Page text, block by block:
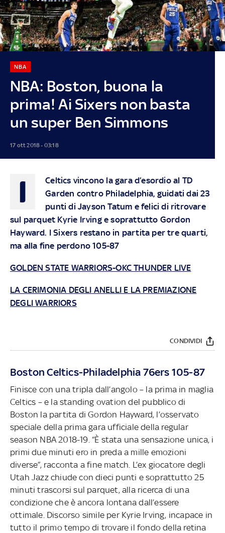
NBA: Boston, buona la
prima! Ai Sixers non basta
un super Ben Simmons
NBA
17 ott 2018 - 03:18
I
Celtics vincono la gara d’esordio al TD
Garden contro Philadelphia, guidati dai 23
punti di Jayson Tatum e felici di ritrovare
sul parquet Kyrie Irving e soprattutto Gordon
Hayward. I Sixers restano in partita per tre quarti,
ma alla fine perdono 105-87
GOLDEN STATE WARRIORS-OKC THUNDER LIVE
LA CERIMONIA DEGLI ANELLI E LA PREMIAZIONE
DEGLI WARRIORS
CONDIVIDI
Boston Celtics-Philadelphia 76ers 105-87
Finisce con una tripla dall’angolo – la prima in maglia
Celtics – e la standing ovation del pubblico di
Boston la partita di Gordon Hayward, l’osservato
speciale della prima gara ufficiale della regular
season NBA 2018-19. “È stata una sensazione unica, i
primi due minuti ero in preda a mille emozioni
diverse”, racconta a fine match. L’ex giocatore degli
Utah Jazz chiude con dieci punti e soprattutto 25
minuti trascorsi sul parquet, alla ricerca di una
condizione che è ancora lontana dall’essere
ottimale. Discorso simile per Kyrie Irving, incapace in
tutto il primo tempo di trovare il fondo della retina